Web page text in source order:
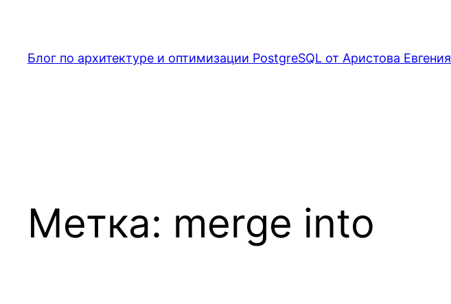
содержимому
Блог по архитектуре и оптимизации PostgreSQL от Аристова Евгения
Метка: merge into